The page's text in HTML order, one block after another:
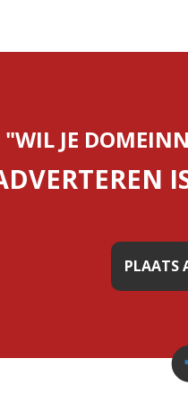
"WIL JE
PLAATS